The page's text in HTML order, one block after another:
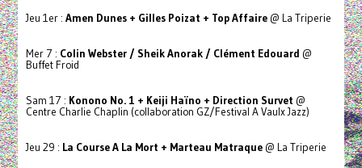
Jeu 1er : Amen Dunes + Gilles Poizat + Top Affaire@ La Triperie
Mer 7 : Colin Webster / Sheik Anorak / Clément Edouard @
Buffet Froid
Sam 17 : Konono No. 1 + Keiji Haïno + Direction Survet @
Centre Charlie Chaplin (collaboration GZ/Festival A Vaulx Jazz)
Jeu 29 : La Course A La Mort + Marteau Matraque@ La Triperie